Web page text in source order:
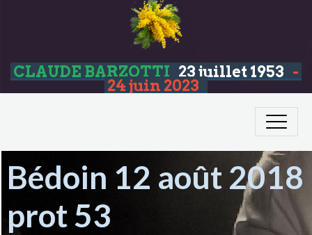
CLAUDE BARZOTTI 23 juillet 1953 -
24 juin 2023
Bédoin 12 août 2018
prot 53